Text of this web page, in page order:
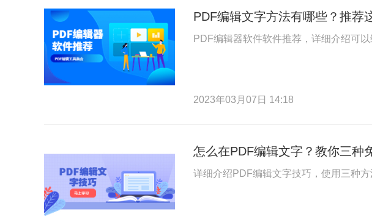
PDF编辑文字方法有哪些？推荐
PDF编辑器软件软件推荐，详细介绍可
2023年03月07日 14:18
怎么在PDF编辑文字？教你三种
详细介绍PDF编辑文字技巧，使用三种